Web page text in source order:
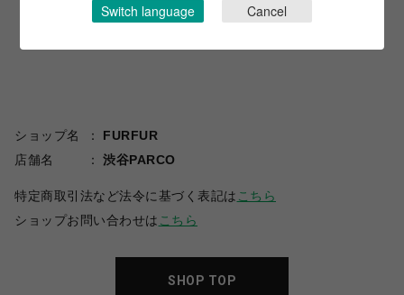
ショップ名
FURFUR
店舗名
渋谷PARCO
特定商取引法など法令に基づく表記は こちら
ショップお問い合わせは こちら
SHOP TOP
Switch language Cancel